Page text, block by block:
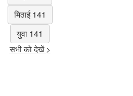
मिठाई 141
युवा 141
सभी को देखें >